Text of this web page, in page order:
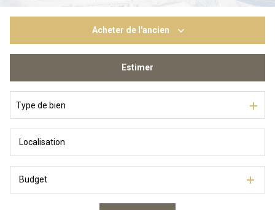
Acheter de l'ancien
Du neuf
Estimer
Type de bien
Budget